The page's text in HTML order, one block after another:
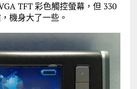
TFT 彩色觸控螢幕，但 330
機身大了一些。